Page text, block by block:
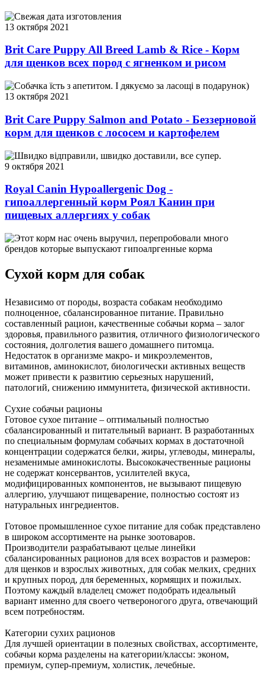
Свежая дата изготовления
13 октября 2021
Brit Care Puppy All Breed Lamb & Rice - Корм
для щенков всех пород с ягненком и рисом
Собачка їсть з апетитом. І дякуємо за ласощі в подарунок)
13 октября 2021
Brit Care Puppy Salmon and Potato - Беззерновой
корм для щенков с лососем и картофелем
Швидко відправили, швидко доставили, все супер.
9 октября 2021
Royal Canin Hypoallergenic Dog -
гипоаллергенный корм Роял Канин при
пищевых аллергиях у собак
Этот корм нас очень выручил, перепробовали много
брендов которые выпускают гипоалргенные корма
Сухой корм для собак
Независимо от породы, возраста собакам необходимо
полноценное, сбалансированное питание. Правильно
составленный рацион, качественные собачьи корма – залог
здоровья, правильного развития, отличного физиологического
состояния, долголетия вашего домашнего питомца.
Недостаток в организме макро- и микроэлементов,
витаминов, аминокислот, биологически активных веществ
может привести к развитию серьезных нарушений,
патологий, снижению иммунитета, физической активности.
Сухие собачьи рационы
Готовое сухое питание – оптимальный полностью
сбалансированный и питательный вариант. В разработанных
по специальным формулам собачьих кормах в достаточной
концентрации содержатся белки, жиры, углеводы, минералы,
незаменимые аминокислоты. Высококачественные рационы
не содержат консервантов, усилителей вкуса,
модифицированных компонентов, не вызывают пищевую
аллергию, улучшают пищеварение, полностью состоят из
натуральных ингредиентов.
Готовое промышленное сухое питание для собак представлено
в широком ассортименте на рынке зоотоваров.
Производители разрабатывают целые линейки
сбалансированных рационов для всех возрастов и размеров:
для щенков и взрослых животных, для собак мелких, средних
и крупных пород, для беременных, кормящих и пожилых.
Поэтому каждый владелец сможет подобрать идеальный
вариант именно для своего четвероногого друга, отвечающий
всем потребностям.
Категории сухих рационов
Для лучшей ориентации в полезных свойствах, ассортименте,
собачьи корма разделены на категории/классы: эконом,
премиум, супер-премиум, холистик, лечебные.